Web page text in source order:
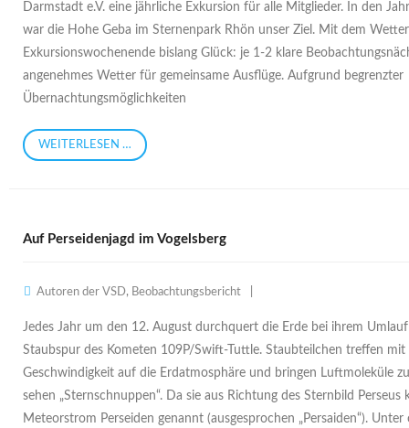
Darmstadt e.V. eine jährliche Exkursion für alle Mitglieder. In den
war die Hohe Geba im Sternenpark Rhön unser Ziel. Mit dem
Exkursionswochenende bislang Glück: je 1-2 klare
angenehmes Wetter für gemeinsame Ausflüge. Aufgrund begrenzter
Übernachtungsmöglichkeiten
WEITERLESEN …
Auf Perseidenjagd im Vogelsberg
Autoren der VSD, Beobachtungsbericht
Jedes Jahr um den 12. August durchquert die Erde bei ihrem
Staubspur des Kometen 109P/Swift-Tuttle. Staubteilchen treffen mit
Geschwindigkeit auf die Erdatmosphäre und bringen Luftmoleküle
sehen „Sternschnuppen“. Da sie aus Richtung des Sternbild
Meteorstrom Perseiden genannt (ausgesprochen „Persaiden“).